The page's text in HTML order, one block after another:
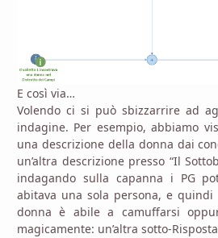
E così via…
Volendo ci si può sbizzarrire ad
indagine. Per esempio, abbiamo
una descrizione della donna dai
un’altra descrizione presso “Il
indagando sulla capanna i PG
abitava una sola persona, e
donna è abile a camuffarsi
magicamente: un’altra sotto-